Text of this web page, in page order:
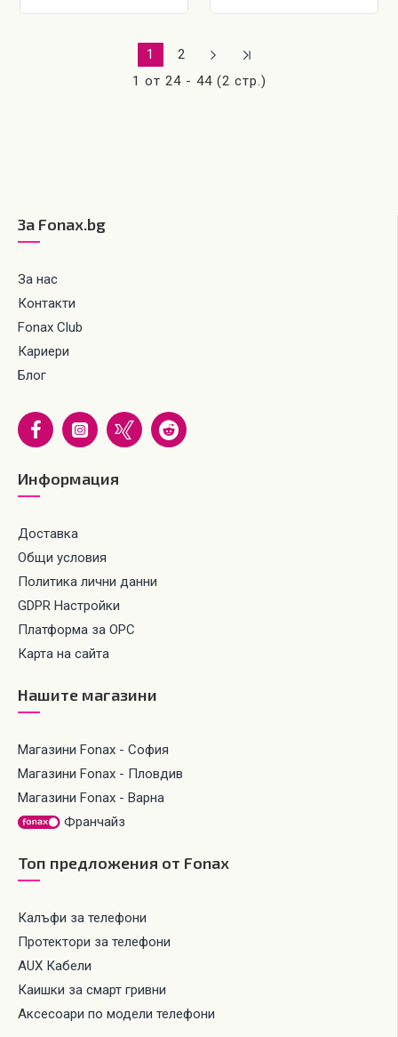
1
2
1 от 24 - 44 (2 стр.)
За Fonax.bg
За нас
Контакти
Fonax Club
Кариери
Блог
Информация
Доставка
Общи условия
Политика лични данни
GDPR Настройки
Платформа за ОРС
Карта на сайта
Нашите магазини
Магазини Fonax - София
Магазини Fonax - Пловдив
Магазини Fonax - Варна
Франчайз
Топ предложения от Fonax
Калъфи за телефони
Протектори за телефони
AUX Кабели
Каишки за смарт гривни
Аксесоари по модели телефони